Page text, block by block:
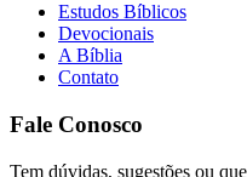
Estudos Bíblicos
Devocionais
A Bíblia
Contato
Fale Conosco
Tem dúvidas, sugestões ou